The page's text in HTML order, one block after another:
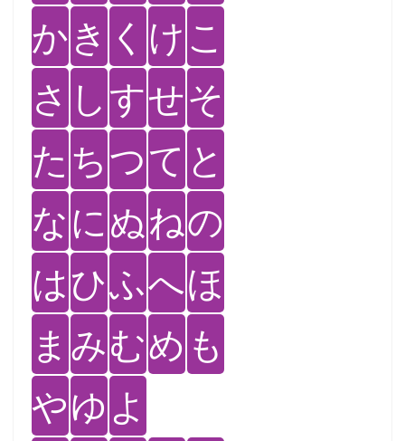
かき く けこ
さ しすせそ
た ちつて と
なにぬねの
はひふへほ
ま みむめ も
やゆ よ